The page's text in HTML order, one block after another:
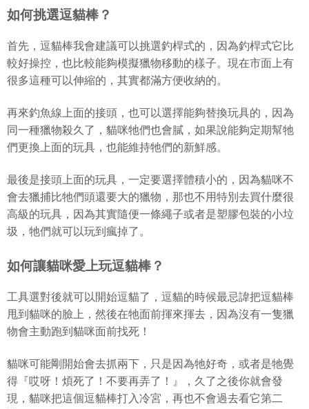
如何挑選逗貓棒？
首先，逗貓棒我會建議可以挑選釣桿式的，因為釣桿式它比
較好操控，也比較能夠模擬獵物移動的樣子。現在市面上有
很多這種可以伸縮的，其實都滿方便收納的。
再來釣魚線上面的接頭，也可以選擇能夠替換玩具的，因為
同一種獵物殺久了，貓咪牠們也會膩，如果說能夠定期幫牠
們更換上面的玩具，也能維持牠們的新鮮感。
最後是接頭上面的玩具，一定要選擇體積小的，因為貓咪不
會去獵捕比牠們頭還要大的獵物，那也不用特別去買什麼很
高級的玩具，因為其實隨便一條繩子或者是塑膠包裝的小垃
圾，牠們就可以玩到瘋掉了。
如何讓貓咪愛上玩逗貓棒？
工具選對後就可以開始逗貓了，逗貓的時候最忌諱把逗貓棒
甩到貓咪的臉上，然後在牠面前揮來揮去，因為沒有一隻獵
物會主動跑到貓咪面前找死！
貓咪可能剛開始會去抓兩下，只是因為牠好奇，或者是牠覺
得『哎呀！煩死了！不要再弄了！』，久了之後你就會發
現，貓咪把這個逗貓棒打入冷宮，再也不會過去看它第二